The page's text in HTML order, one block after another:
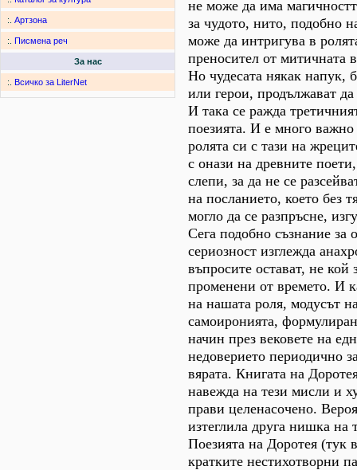
:. Артзона
:. Писмена реч
За нас
:. Всичко за LiterNet
не може да има
за чудото, нито, подобно
може да интригува в
преносител от митичната
Но чудесата някак напук,
или герои, продължават
И така се ражда
поезията. И е много
ролята си с тази на
с онази на древните
слепи, за да не се
на посланието, което без
могло да се разпръсне,
Сега подобно съзнание за
сериозност изглежда
въпросите остават, не кой
променени от времето. И
на нашата роля, модусът
самоиронията,
начин през вековете на
недоверието периодично
вярата. Книгата на
навежда на тези мисли и
прави целенасочено.
изтеглила друга нишка на
Поезията на Доротея (тук
кратките нестихотворни